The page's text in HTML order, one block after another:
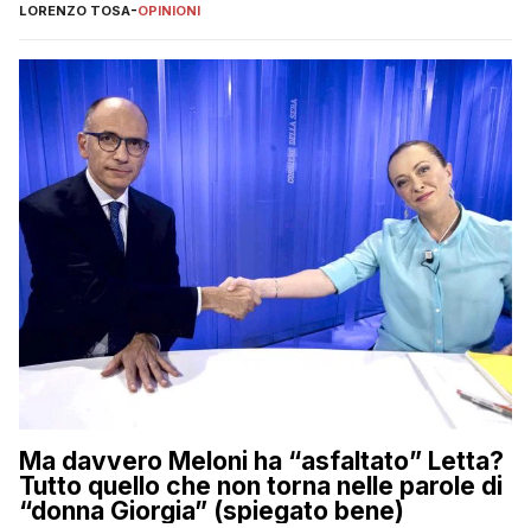
LORENZO TOSA-OPINIONI
Ma davvero Meloni ha “asfaltato” Letta?
Tutto quello che non torna nelle parole di
“donna Giorgia” (spiegato bene)